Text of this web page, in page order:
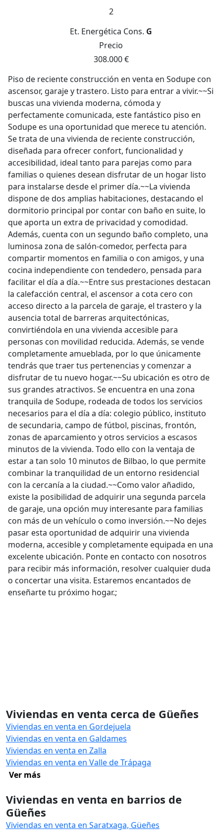
2
Et. Energética Cons. G
Precio
308.000 €
Piso de reciente construcción en venta en Sodupe con
ascensor, garaje y trastero. Listo para entrar a vivir.~~Si
buscas una vivienda moderna, cómoda y
perfectamente comunicada, este fantástico piso en
Sodupe es una oportunidad que merece tu atención.
Se trata de una vivienda de reciente construcción,
diseñada para ofrecer confort, funcionalidad y
accesibilidad, ideal tanto para parejas como para
familias o quienes desean disfrutar de un hogar listo
para instalarse desde el primer día.~~La vivienda
dispone de dos amplias habitaciones, destacando el
dormitorio principal por contar con baño en suite, lo
que aporta un extra de privacidad y comodidad.
Además, cuenta con un segundo baño completo, una
luminosa zona de salón-comedor, perfecta para
compartir momentos en familia o con amigos, y una
cocina independiente con tendedero, pensada para
facilitar el día a día.~~Entre sus prestaciones destacan
la calefacción central, el ascensor a cota cero con
acceso directo a la parcela de garaje, el trastero y la
ausencia total de barreras arquitectónicas,
convirtiéndola en una vivienda accesible para
personas con movilidad reducida. Además, se vende
completamente amueblada, por lo que únicamente
tendrás que traer tus pertenencias y comenzar a
disfrutar de tu nuevo hogar.~~Su ubicación es otro de
sus grandes atractivos. Se encuentra en una zona
tranquila de Sodupe, rodeada de todos los servicios
necesarios para el día a día: colegio público, instituto
de secundaria, campo de fútbol, piscinas, frontón,
zonas de aparcamiento y otros servicios a escasos
minutos de la vivienda. Todo ello con la ventaja de
estar a tan solo 10 minutos de Bilbao, lo que permite
combinar la tranquilidad de un entorno residencial
con la cercanía a la ciudad.~~Como valor añadido,
existe la posibilidad de adquirir una segunda parcela
de garaje, una opción muy interesante para familias
con más de un vehículo o como inversión.~~No dejes
pasar esta oportunidad de adquirir una vivienda
moderna, accesible y completamente equipada en una
excelente ubicación. Ponte en contacto con nosotros
para recibir más información, resolver cualquier duda
o concertar una visita. Estaremos encantados de
enseñarte tu próximo hogar.;
Viviendas en venta cerca de Güeñes
Viviendas en venta en Gordejuela
Viviendas en venta en Galdames
Viviendas en venta en Zalla
Viviendas en venta en Valle de Trápaga
Ver más
Viviendas en venta en barrios de
Güeñes
Viviendas en venta en Saratxaga, Güeñes